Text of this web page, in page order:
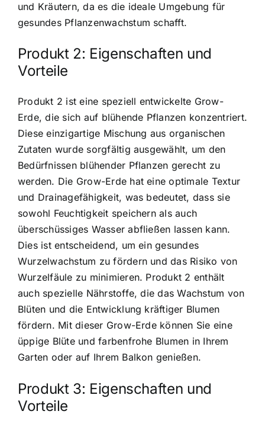
und Kräutern, da es die ideale Umgebung für
gesundes Pflanzenwachstum schafft.
Produkt 2: Eigenschaften und
Vorteile
Produkt 2 ist eine speziell entwickelte Grow-
Erde, die sich auf blühende Pflanzen konzentriert.
Diese einzigartige Mischung aus organischen
Zutaten wurde sorgfältig ausgewählt, um den
Bedürfnissen blühender Pflanzen gerecht zu
werden. Die Grow-Erde hat eine optimale Textur
und Drainagefähigkeit, was bedeutet, dass sie
sowohl Feuchtigkeit speichern als auch
überschüssiges Wasser abfließen lassen kann.
Dies ist entscheidend, um ein gesundes
Wurzelwachstum zu fördern und das Risiko von
Wurzelfäule zu minimieren. Produkt 2 enthält
auch spezielle Nährstoffe, die das Wachstum von
Blüten und die Entwicklung kräftiger Blumen
fördern. Mit dieser Grow-Erde können Sie eine
üppige Blüte und farbenfrohe Blumen in Ihrem
Garten oder auf Ihrem Balkon genießen.
Produkt 3: Eigenschaften und
Vorteile